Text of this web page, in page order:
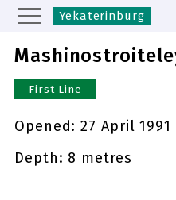
Yekaterinburg
Kazan
Nizhny
Novosibirsk
Same names of
First Line
Opened:27 April 1991
Depth: 8 metres